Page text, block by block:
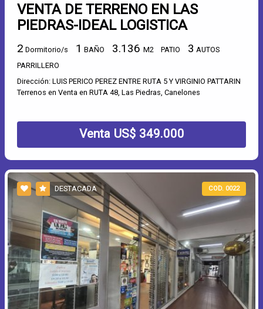
VENTA DE TERRENO EN LAS
PIEDRAS-IDEAL LOGISTICA
2 Dormitorio/s 1 BAÑO 3.136 M2 PATIO 3 AUTOS
PARRILLERO
Dirección: LUIS PERICO PEREZ ENTRE RUTA 5 Y VIRGINIO PATTARIN
Terrenos en Venta en RUTA 48, Las Piedras, Canelones
Venta US$ 349.000
DESTACADA COD. 0022